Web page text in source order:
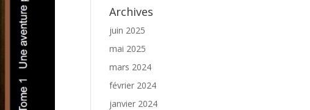
Archives
juin 2025
mai 2025
mars 2024
février 2024
janvier 2024